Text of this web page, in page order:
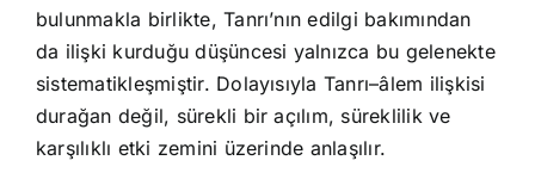
bulunmakla birlikte, Tanrı’nın edilgi bakımından
da ilişki kurduğu düşüncesi yalnızca bu gelenekte
sistematikleşmiştir. Dolayısıyla Tanrı–âlem ilişkisi
durağan değil, sürekli bir açılım, süreklilik ve
karşılıklı etki zemini üzerinde anlaşılır.